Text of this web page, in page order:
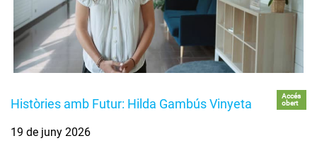
Històries amb Futur: Hilda Gambús Vinyeta
Accés
obert
19 de juny 2026